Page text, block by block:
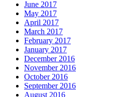
June 2017
May 2017
April 2017
March 2017
February 2017
January 2017
December 2016
November 2016
October 2016
September 2016
August 2016